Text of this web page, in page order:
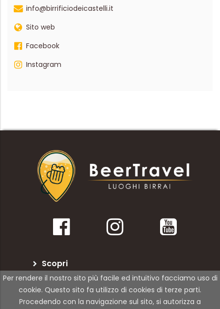
Per rendere il nostro sito più facile ed intuitivo facciamo uso di
cookie. Questo sito fa utilizzo di cookies di terze parti.
Procedendo con la navigazione sul sito, si autorizza a
info@birrificiodeicastelli.it
Sito web
Facebook
Instagram
Scopri
BeerTravel